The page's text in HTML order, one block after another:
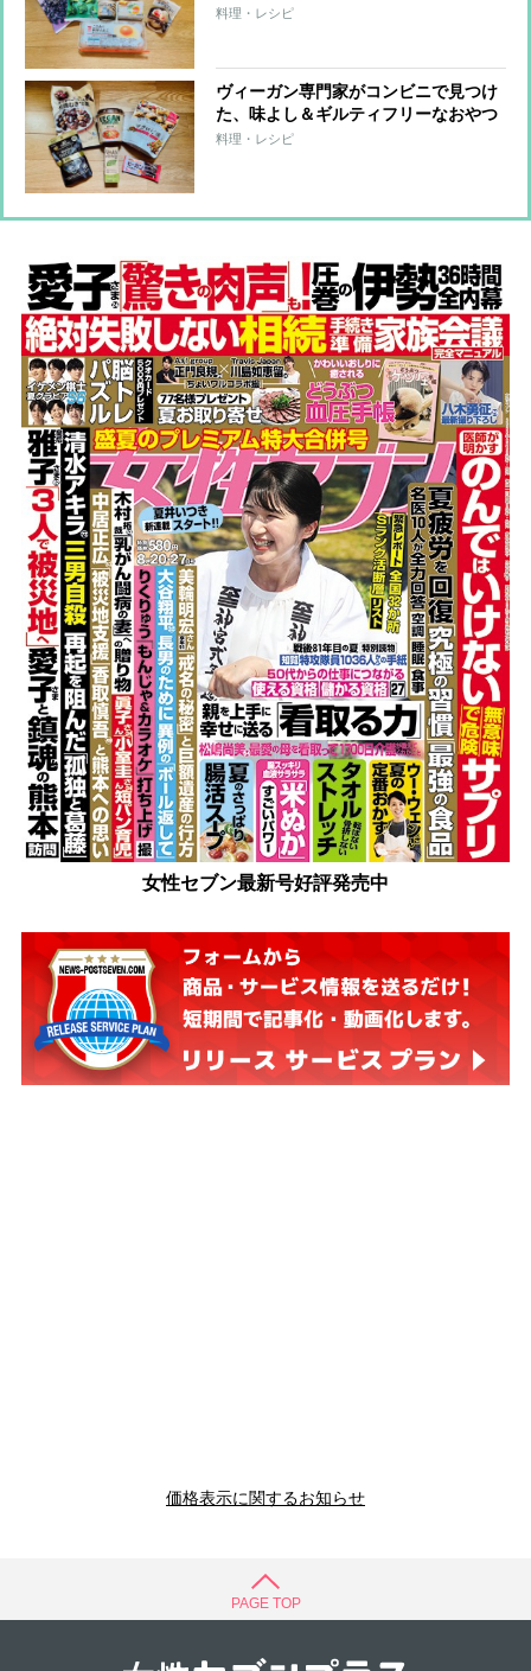
料理・レシピ
ヴィーガン専門家がコンビニで見つけ
た、味よし＆ギルティフリーなおやつ
6品
料理・レシピ
女性セブン最新号好評発売中
価格表示に関するお知らせ
PAGE TOP